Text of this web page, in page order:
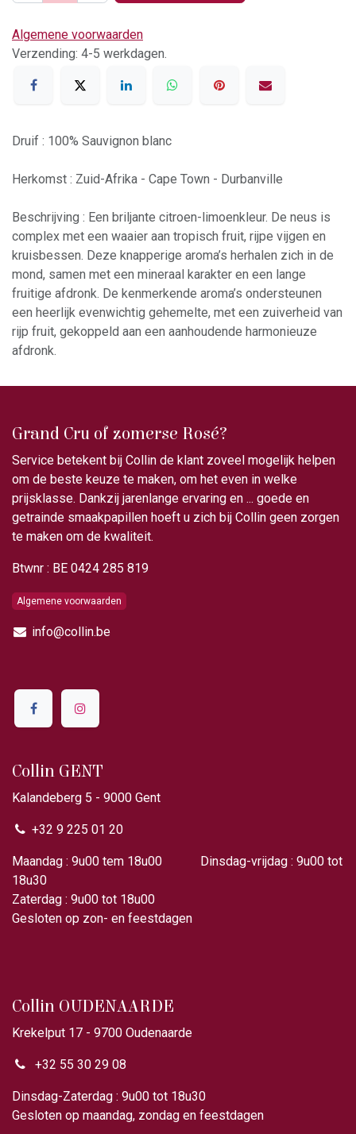
Algemene voorwaarden
Verzending: 4-5 werkdagen.
Druif : 100% Sauvignon blanc
Herkomst : Zuid-Afrika - Cape Town - Durbanville
Beschrijving : Een briljante citroen-limoenkleur. De neus is
complex met een waaier aan tropisch fruit, rijpe vijgen en
kruisbessen. Deze knapperige aroma’s herhalen zich in de
mond, samen met een mineraal karakter en een lange
fruitige afdronk. De kenmerkende aroma’s ondersteunen
een heerlijk evenwichtig gehemelte, met een zuiverheid van
rijp fruit, gekoppeld aan een aanhoudende harmonieuze
afdronk.
Grand Cru of zomerse Rosé?
Service betekent bij Collin de klant zoveel mogelijk helpen
om de beste keuze te maken, om het even in welke
prijsklasse. Dankzij jarenlange ervaring en ... goede en
getrainde smaakpapillen hoeft u zich bij Collin geen zorgen
te maken om de kwaliteit.
Btwnr : BE 0424 285 819
Algemene voorwaarden
info@collin.be
Collin GENT
Kalandeberg 5 - 9000 Gent​
+32 9 225 01 20
Maandag : 9u00 tem 18u00 Dinsdag-vrijdag : 9u00 tot
18u30
Zaterdag : 9u00 tot 18u00
Gesloten op zon- en feestdagen
Collin OUDENAARDE
Krekelput 17 - 9700 Oudenaarde
+32 55 30 29 08
Dinsdag-Zaterdag : 9u00 tot 18u30
Gesloten op maandag, zondag en feestdagen